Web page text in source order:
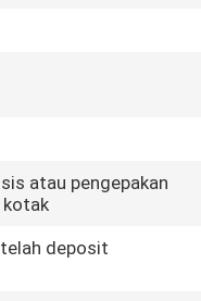
atau pengepakan
kotak
deposit